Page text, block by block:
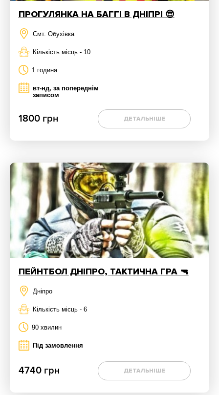
ПРОГУЛЯНКА НА БАГГІ В ДНІПРІ 😎
Смт. Обухівка
Кількість місць - 10
1 година
вт-нд, за попереднім
записом
1800 грн ДЕТАЛЬНІШЕ
ПЕЙНТБОЛ ДНІПРО, ТАКТИЧНА ГРА 🔫
Дніпро
Кількість місць - 6
90 хвилин
Під замовлення
4740 грн ДЕТАЛЬНІШЕ